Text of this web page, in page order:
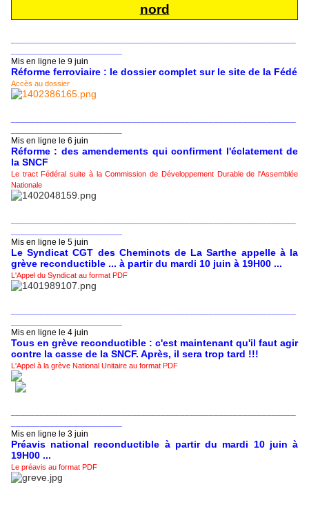
nord
Mis en ligne le 9 juin
Réforme ferroviaire : le dossier complet sur le site de la Fédé
Accès au dossier
Mis en ligne le 6 juin
Réforme : des amendements qui confirment l'éclatement de
la SNCF
Le tract Fédéral suite à la Commission de Développement Durable de l'Assemblée
Nationale
Mis en ligne le 5 juin
Le Syndicat CGT des Cheminots de La Sarthe appelle à la
grève reconductible ... à partir du mardi 10 juin à 19H00 ...
L'Appel du Syndicat au format PDF
Mis en ligne le 4 juin
Tous en grève reconductible : c'est maintenant qu'il faut agir
contre la casse de la SNCF. Après, il sera trop tard !!!
L'Appel à la grève National Unitaire au format PDF
Mis en ligne le 3 juin
Préavis national reconductible à partir du mardi 10 juin à
19H00 ...
Le préavis au format PDF